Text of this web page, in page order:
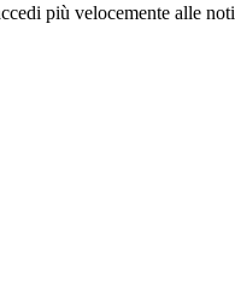
più velocemente alle